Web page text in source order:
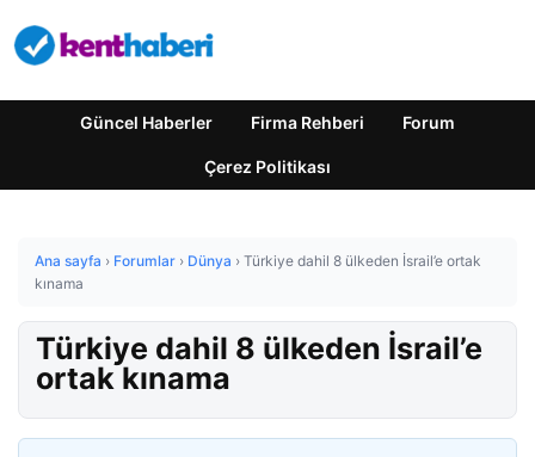
Güncel Haberler Firma Rehberi Forum
Çerez Politikası
Ana sayfa › Forumlar › Dünya › Türkiye dahil 8 ülkeden İsrail’e ortak
kınama
Türkiye dahil 8 ülkeden İsrail’e
ortak kınama